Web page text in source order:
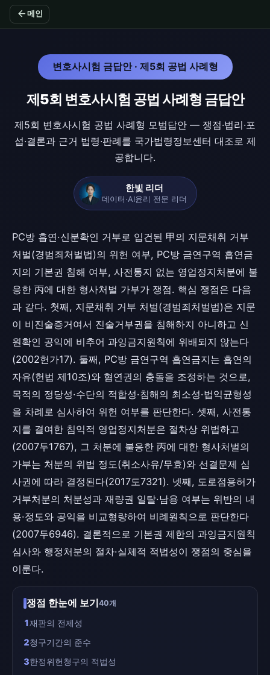
arrow_back 메인
변호사시험 금답안 · 제5회 공법 사례형
제5회 변호사시험 공법 사례형 금답안
제5회 변호사시험 공법 사례형 모범답안 — 쟁점·법리·포
섭·결론과 근거 법령·판례를 국가법령정보센터 대조로 제
공합니다.
한빛 리더
데이터·AI윤리 전문 리더
PC방 흡연·신분확인 거부로 입건된 甲의 지문채취 거부
처벌(경범죄처벌법)의 위헌 여부, PC방 금연구역 흡연금
지의 기본권 침해 여부, 사전통지 없는 영업정지처분에 불
응한 丙에 대한 형사처벌 가부가 쟁점. 핵심 쟁점은 다음
과 같다. 첫째, 지문채취 거부 처벌(경범죄처벌법)은 지문
이 비진술증거여서 진술거부권을 침해하지 아니하고 신
원확인 공익에 비추어 과잉금지원칙에 위배되지 않는다
(2002헌가17). 둘째, PC방 금연구역 흡연금지는 흡연의
자유(헌법 제10조)와 혐연권의 충돌을 조정하는 것으로,
목적의 정당성·수단의 적합성·침해의 최소성·법익균형성
을 차례로 심사하여 위헌 여부를 판단한다. 셋째, 사전통
지를 결여한 침익적 영업정지처분은 절차상 위법하고
(2007두1767), 그 처분에 불응한 丙에 대한 형사처벌의
가부는 처분의 위법 정도(취소사유/무효)와 선결문제 심
사권에 따라 결정된다(2017도7321). 넷째, 도로점용허가
거부처분의 처분성과 재량권 일탈·남용 여부는 위반의 내
용·정도와 공익을 비교형량하여 비례원칙으로 판단한다
(2007두6946). 결론적으로 기본권 제한의 과잉금지원칙
심사와 행정처분의 절차·실체적 적법성이 쟁점의 중심을
이룬다.
쟁점 한눈에 보기40개
1재판의 전제성
2청구기간의 준수
3한정위헌청구의 적법성